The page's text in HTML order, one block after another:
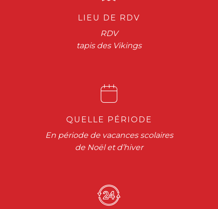
LIEU DE RDV
RDV
tapis des Vikings
QUELLE PÉRIODE
En période de vacances scolaires
de Noël et d’hiver